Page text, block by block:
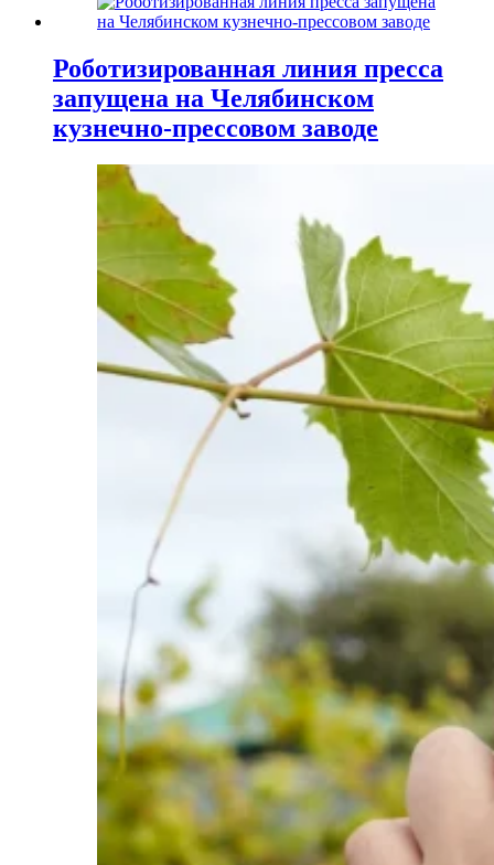
Роботизированная линия пресса
запущена на Челябинском
кузнечно-прессовом заводе